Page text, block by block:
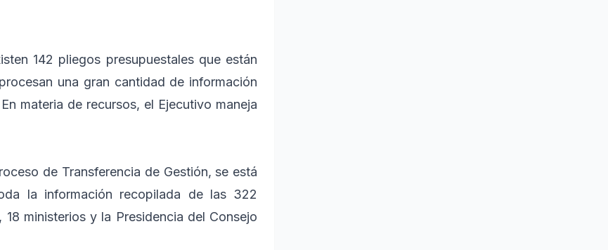
142 pliegos presupuestales que están
una gran cantidad de información
materia de recursos, el Ejecutivo maneja
de Transferencia de Gestión, se está
la información recopilada de las 322
ministerios y la Presidencia del Consejo